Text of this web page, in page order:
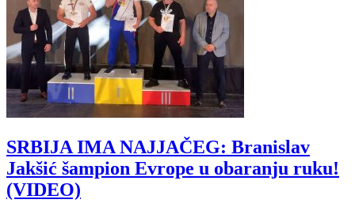
SRBIJA IMA NAJJAČEG: Branislav
Jakšić šampion Evrope u obaranju ruku!
(VIDEO)